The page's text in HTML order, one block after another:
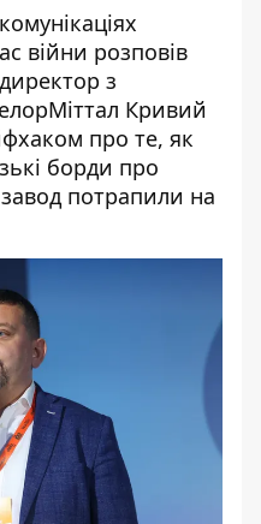
війни розповів
директор з
Кривий
про те, як
борди про
потрапили на